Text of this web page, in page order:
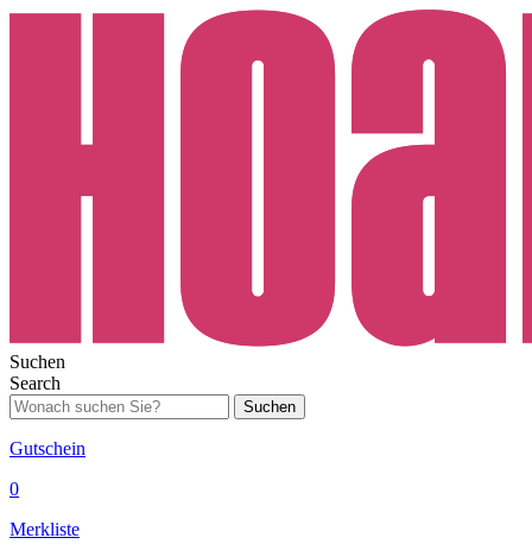
Suchen
Search
Suchen
Gutschein
0
Merkliste